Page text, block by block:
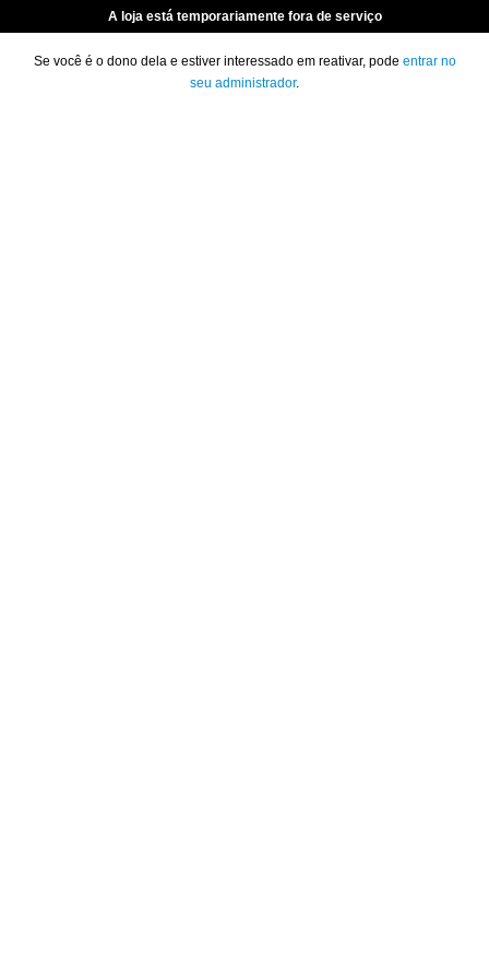
A loja está temporariamente fora de serviço
Se você é o dono dela e estiver interessado em reativar, pode entrar no
seu administrador.